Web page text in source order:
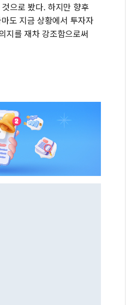
으로 봤다. 하지만 향후
도 지금 상황에서 투자자
지를 재차 강조함으로써